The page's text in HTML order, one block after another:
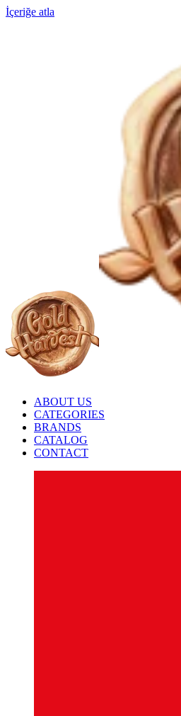
İçeriğe atla
ABOUT US
CATEGORIES
BRANDS
CATALOG
CONTACT